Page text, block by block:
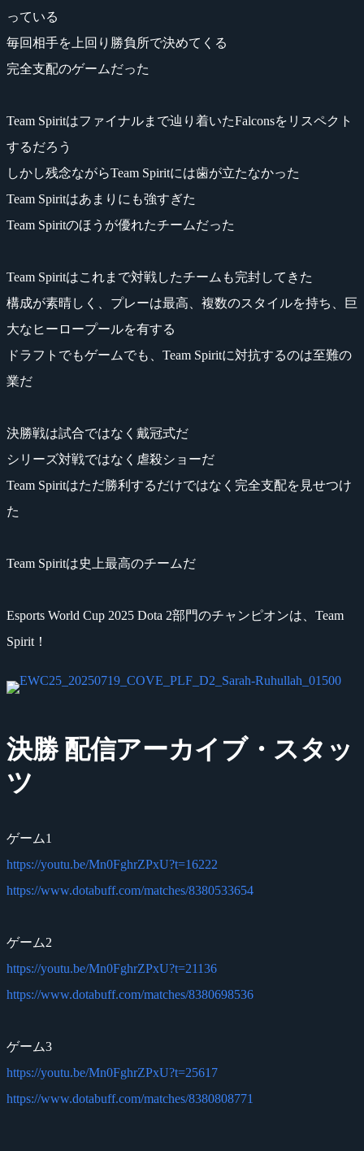
っている
毎回相手を上回り勝負所で決めてくる
完全支配のゲームだった
Team Spiritはファイナルまで辿り着いたFalconsをリスペクト
するだろう
しかし残念ながらTeam Spiritには歯が立たなかった
Team Spiritはあまりにも強すぎた
Team Spiritのほうが優れたチームだった
Team Spiritはこれまで対戦したチームも完封してきた
構成が素晴しく、プレーは最高、複数のスタイルを持ち、巨
大なヒーロープールを有する
ドラフトでもゲームでも、Team Spiritに対抗するのは至難の
業だ
決勝戦は試合ではなく戴冠式だ
シリーズ対戦ではなく虐殺ショーだ
Team Spiritはただ勝利するだけではなく完全支配を見せつけ
た
Team Spiritは史上最高のチームだ
Esports World Cup 2025 Dota 2部門のチャンピオンは、Team
Spirit！
決勝 配信アーカイブ・スタッ
ツ
ゲーム1
https://youtu.be/Mn0FghrZPxU?t=16222
https://www.dotabuff.com/matches/8380533654
ゲーム2
https://youtu.be/Mn0FghrZPxU?t=21136
https://www.dotabuff.com/matches/8380698536
ゲーム3
https://youtu.be/Mn0FghrZPxU?t=25617
https://www.dotabuff.com/matches/8380808771